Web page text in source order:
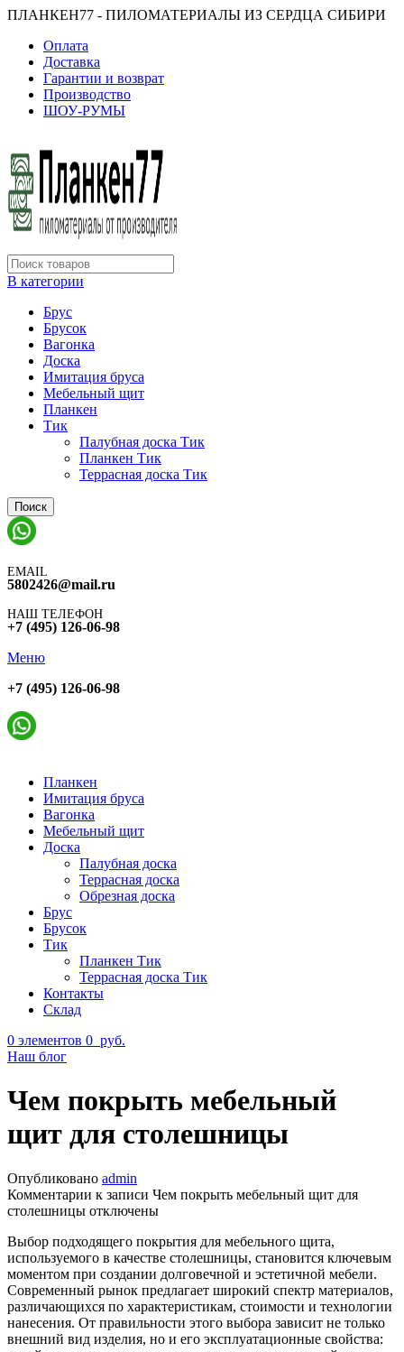
ПЛАНКЕН77 - ПИЛОМАТЕРИАЛЫ ИЗ СЕРДЦА СИБИРИ
Оплата
Доставка
Гарантии и возврат
Производство
ШОУ-РУМЫ
В категории
Брус
Брусок
Вагонка
Доска
Имитация бруса
Мебельный щит
Планкен
Тик
Палубная доска Тик
Планкен Тик
Террасная доска Тик
Поиск
EMAIL
5802426@mail.ru
НАШ ТЕЛЕФОН
+7 (495) 126-06-98
Меню
+7 (495) 126-06-98
Планкен
Имитация бруса
Вагонка
Мебельный щит
Доска
Палубная доска
Террасная доска
Обрезная доска
Брус
Брусок
Тик
Планкен Тик
Террасная доска Тик
Контакты
Склад
0 элементов 0 руб.
Наш блог
Чем покрыть мебельный
щит для столешницы
Опубликовано admin
Комментарии к записи Чем покрыть мебельный щит для
столешницы отключены
Выбор подходящего покрытия для мебельного щита,
используемого в качестве столешницы, становится ключевым
моментом при создании долговечной и эстетичной мебели.
Современный рынок предлагает широкий спектр материалов,
различающихся по характеристикам, стоимости и технологии
нанесения. От правильности этого выбора зависит не только
внешний вид изделия, но и его эксплуатационные свойства: